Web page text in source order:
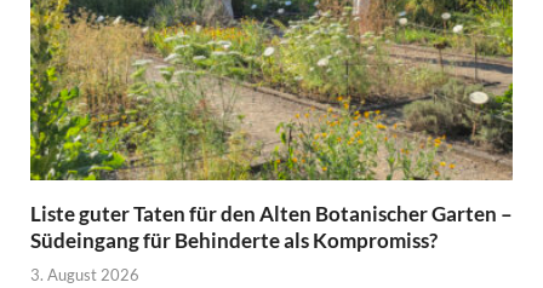
Liste guter Taten für den Alten Botanischer Garten –
Südeingang für Behinderte als Kompromiss?
3. August 2026